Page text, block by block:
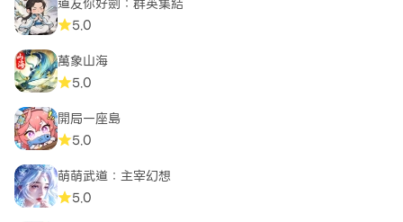
5.0
萬象山海
5.0
開局一座島
5.0
萌萌武道：主宰幻想
5.0